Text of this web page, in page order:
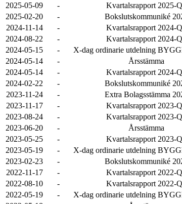
2025-05-09
-
Kvartalsrapport 2025-
2025-02-20
-
Bokslutskommuniké
2024-11-14
-
Kvartalsrapport 2024-
2024-08-22
-
Kvartalsrapport 2024-
2024-05-15
-
X-dag ordinarie utdelning
2024-05-14
-
Årsstämma
2024-05-14
-
Kvartalsrapport 2024-
2024-02-22
-
Bokslutskommuniké
2023-11-24
-
Extra Bolagsstämma
2023-11-17
-
Kvartalsrapport 2023-
2023-08-24
-
Kvartalsrapport 2023-
2023-06-20
-
Årsstämma
2023-05-25
-
Kvartalsrapport 2023-
2023-05-19
-
X-dag ordinarie utdelning
2023-02-23
-
Bokslutskommuniké
2022-11-17
-
Kvartalsrapport 2022-
2022-08-10
-
Kvartalsrapport 2022-
2022-05-19
-
X-dag ordinarie utdelning